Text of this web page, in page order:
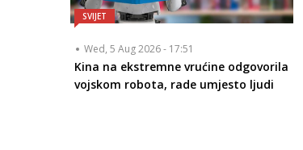
SVIJET
Wed, 5 Aug 2026 - 17:51
Kina na ekstremne vrućine odgovorila
vojskom robota, rade umjesto ljudi